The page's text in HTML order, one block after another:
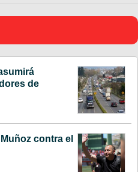
de
contra el